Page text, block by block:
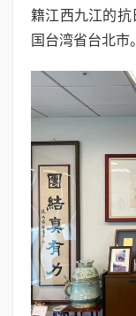
籍江西九江的抗
国台湾省台北市。